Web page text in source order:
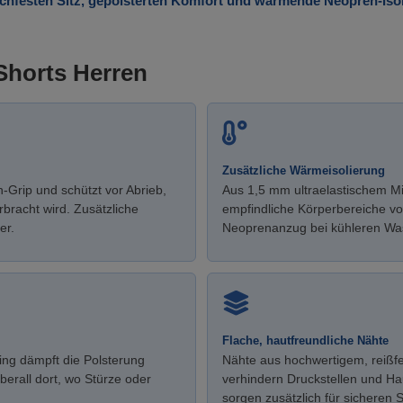
Herren
und schützt vor Abrieb,
wird. Zusätzliche
Zusätzliche Wärmeisolierung
Aus 1,5 mm ultraelastischem
empfindliche Körperbereiche
Neoprenanzug bei kühleren
dämpft die Polsterung
dort, wo Stürze oder
Flache, hautfreundliche Nähte
Nähte aus hochwertigem,
verhindern Druckstellen und
sorgen zusätzlich für sicheren